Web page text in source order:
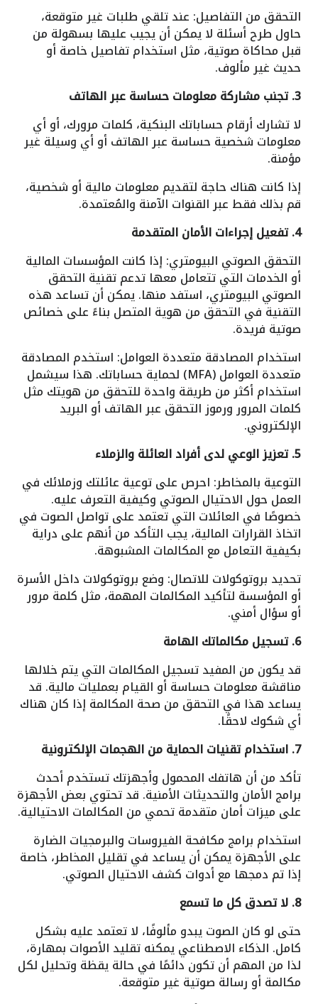
التحقق من التفاصيل: عند تلقي طلبات غير متوقعة،
حاول طرح أسئلة لا يمكن أن يجيب عليها بسهولة من
قبل محاكاة صوتية، مثل استخدام تفاصيل خاصة أو
حديث غير مألوف.
3. تجنب مشاركة معلومات حساسة عبر الهاتف
لا تشارك أرقام حساباتك البنكية، كلمات مرورك، أو أي
معلومات شخصية حساسة عبر الهاتف أو أي وسيلة غير
مؤمنة.
إذا كانت هناك حاجة لتقديم معلومات مالية أو شخصية،
قم بذلك فقط عبر القنوات الآمنة والمُعتمدة.
4. تفعيل إجراءات الأمان المتقدمة
التحقق الصوتي البيومتري: إذا كانت المؤسسات المالية
أو الخدمات التي تتعامل معها تدعم تقنية التحقق
الصوتي البيومتري، استفد منها. يمكن أن تساعد هذه
التقنية في التحقق من هوية المتصل بناءً على خصائص
صوتية فريدة.
استخدام المصادقة متعددة العوامل: استخدم المصادقة
متعددة العوامل (MFA) لحماية حساباتك. هذا سيشمل
استخدام أكثر من طريقة واحدة للتحقق من هويتك مثل
كلمات المرور ورموز التحقق عبر الهاتف أو البريد
الإلكتروني.
5. تعزيز الوعي لدى أفراد العائلة والزملاء
التوعية بالمخاطر: احرص على توعية عائلتك وزملائك في
العمل حول الاحتيال الصوتي وكيفية التعرف عليه.
خصوصًا في العائلات التي تعتمد على تواصل الصوت في
اتخاذ القرارات المالية، يجب التأكد من أنهم على دراية
بكيفية التعامل مع المكالمات المشبوهة.
تحديد بروتوكولات للاتصال: وضع بروتوكولات داخل الأسرة
أو المؤسسة لتأكيد المكالمات المهمة، مثل كلمة مرور
أو سؤال أمني.
6. تسجيل مكالماتك الهامة
قد يكون من المفيد تسجيل المكالمات التي يتم خلالها
مناقشة معلومات حساسة أو القيام بعمليات مالية. قد
يساعد هذا في التحقق من صحة المكالمة إذا كان هناك
أي شكوك لاحقًا.
7. استخدام تقنيات الحماية من الهجمات الإلكترونية
تأكد من أن هاتفك المحمول وأجهزتك تستخدم أحدث
برامج الأمان والتحديثات الأمنية. قد تحتوي بعض الأجهزة
على ميزات أمان متقدمة تحمي من المكالمات الاحتيالية.
استخدام برامج مكافحة الفيروسات والبرمجيات الضارة
على الأجهزة يمكن أن يساعد في تقليل المخاطر، خاصة
إذا تم دمجها مع أدوات كشف الاحتيال الصوتي.
8. لا تصدق كل ما تسمع
حتى لو كان الصوت يبدو مألوفًا، لا تعتمد عليه بشكل
كامل. الذكاء الاصطناعي يمكنه تقليد الأصوات بمهارة،
لذا من المهم أن تكون دائمًا في حالة يقظة وتحليل لكل
مكالمة أو رسالة صوتية غير متوقعة.